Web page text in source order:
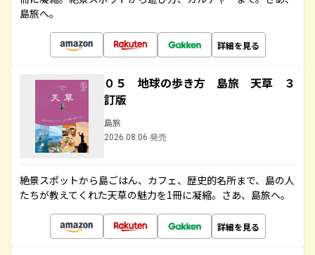
島旅へ。
詳細を見る
０５ 地球の歩き方 島旅 天草 ３
訂版
島旅
2026.08.06 発売
絶景スポットから島ごはん、カフェ、歴史的名所まで、島の人
たちが教えてくれた天草の魅力を1冊に凝縮。さあ、島旅へ。
詳細を見る